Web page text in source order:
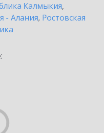
Калмыкия,
- Алания, Ростовская